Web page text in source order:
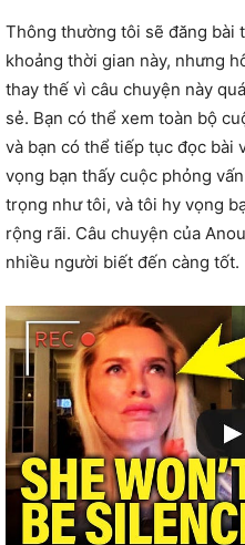
Thông thường tôi sẽ đăng bài
khoảng thời gian này, nhưng
thay thế vì câu chuyện này
sẻ. Bạn có thể xem toàn bộ
và bạn có thể tiếp tục đọc bài
vọng bạn thấy cuộc phỏng
trọng như tôi, và tôi hy vọng
rộng rãi. Câu chuyện của
nhiều người biết đến càng tốt.